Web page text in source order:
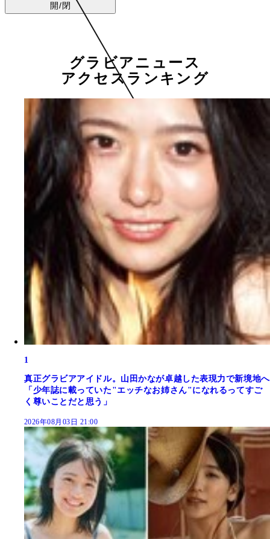
開/閉
グラビアニュース
アクセスランキング
1
真正グラビアアイドル。山田かなが卓越した表現力で新境地へ
「少年誌に載っていた"エッチなお姉さん"になれるってすご
く尊いことだと思う」
2026年08月03日 21:00